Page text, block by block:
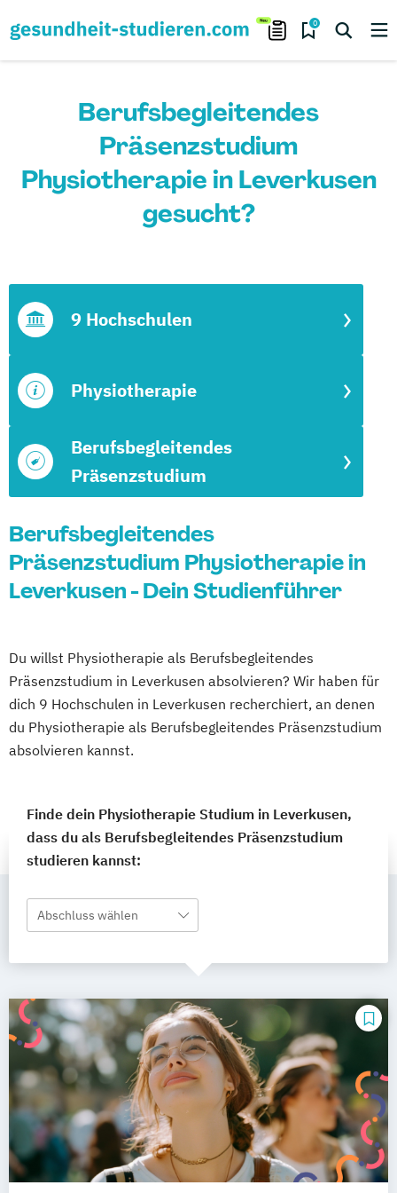
0
Berufsbegleitendes
Präsenzstudium
Physiotherapie in Leverkusen
gesucht?
Berufsbegleitendes
Präsenzstudium
Physiotherapie
9 Hochschulen
Berufsbegleitendes
Präsenzstudium Physiotherapie in
Leverkusen - Dein Studienführer
Du willst Physiotherapie als Berufsbegleitendes
Präsenzstudium in Leverkusen absolvieren? Wir haben für
dich 9 Hochschulen in Leverkusen recherchiert, an denen
du Physiotherapie als Berufsbegleitendes Präsenzstudium
absolvieren kannst.
Finde dein Physiotherapie Studium in Leverkusen,
dass du als Berufsbegleitendes Präsenzstudium
studieren kannst:
Abschluss wählen